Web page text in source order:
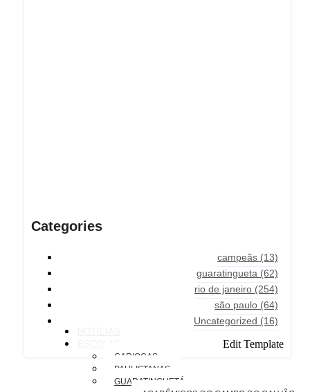
Categories
campeãs (13)
guaratingueta (62)
rio de janeiro (254)
são paulo (64)
Uncategorized (16)
Edit Template
CARIOCAS
PAULISTANAS
GUARATINGUETÁ